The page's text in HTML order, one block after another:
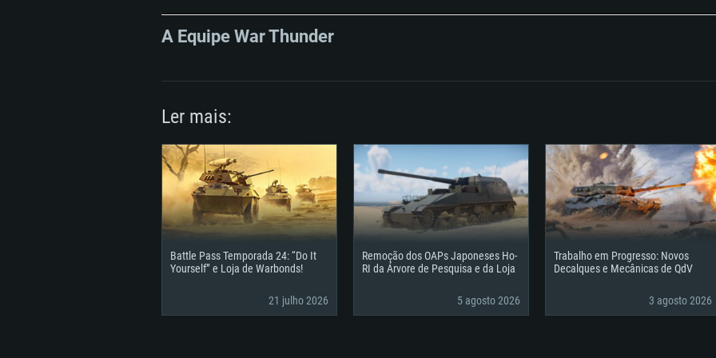
Agora pode ver os itens disponíveis e respetivos detalhes.
As aquisições podem ser feitas clicando no botão Adquirir ou
A Equipe War Thunder
Ler mais:
Battle Pass Temporada 24: “Do It
Yourself” e Loja de Warbonds!
21 julho 2026
Remoção dos OAPs Japoneses Ho-
RI da Árvore de Pesquisa e da Loja
5 agosto 2026
Trabalho em Progresso: Novos
Decalques e Mecânicas de QdV
3 agosto 2026